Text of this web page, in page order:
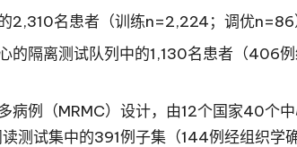
2,310名患者（训练n=2,224；调优n=86
的隔离测试队列中的1,130名患者（406
病例（MRMC）设计，由12个国家40个
测试集中的391例子集（144例经组织学